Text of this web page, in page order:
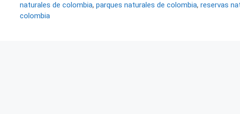
naturales de colombia, parques naturales de colombia, reservas
colombia